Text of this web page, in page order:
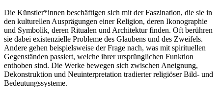
Die Künstler*innen beschäftigen sich mit der Faszination, die sie in
den kulturellen Ausprägungen einer Religion, deren Ikonographie
und Symbolik, deren Ritualen und Architektur finden. Oft berühren
sie dabei existenzielle Probleme des Glaubens und des Zweifels.
Andere gehen beispielsweise der Frage nach, was mit spirituellen
Gegenständen passiert, welche ihrer ursprünglichen Funktion
enthoben sind. Die Werke bewegen sich zwischen Aneignung,
Dekonstruktion und Neuinterpretation tradierter religiöser Bild- und
Bedeutungssysteme.